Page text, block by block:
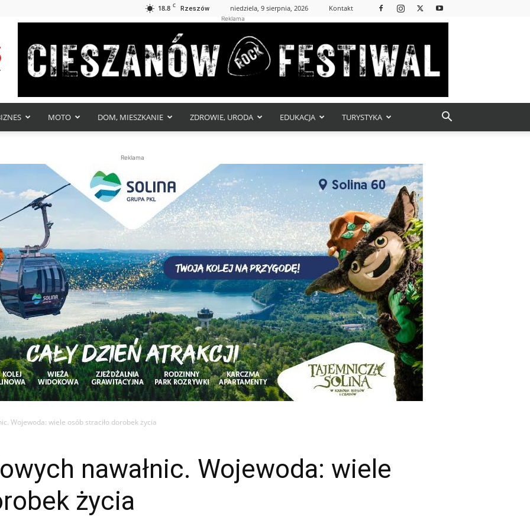
18.8 C Rzeszów niedziela, 9 sierpnia, 2026 Kontakt
Reklama
MOTO DOM, MIESZKANIE ZDROWIE, URODA EDUKACJA TURYSTYKA
Reklama
Wojewoda: wiele osób straciło dorobek życia
nawałnic. Wojewoda: wiele
życia